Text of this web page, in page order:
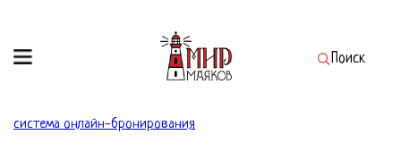
Поиск
система онлайн-бронирования